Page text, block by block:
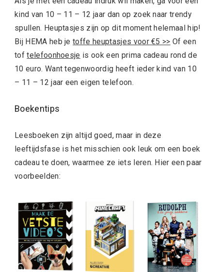
kind van 10 – 11 – 12 jaar dan op zoek naar trendy
spullen. Heuptasjes zijn op dit moment helemaal hip!
Bij HEMA heb jetoffe heuptasjes voor €5 >> Of een
toftelefoonhoesje is ook een prima cadeau rond de
10 euro. Want tegenwoordig heeft ieder kind van 10
– 11 – 12 jaar een eigen telefoon.
Boekentips
Leesboeken zijn altijd goed, maar in deze
leeftijdsfase is het misschien ook leuk om een boek
cadeau te doen, waarmee ze iets leren. Hier een paar
voorbeelden: